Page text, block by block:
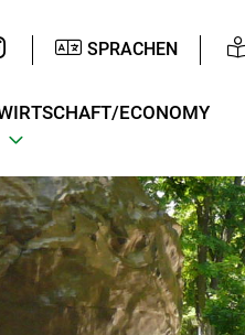
SPRACHEN
ECONOMY